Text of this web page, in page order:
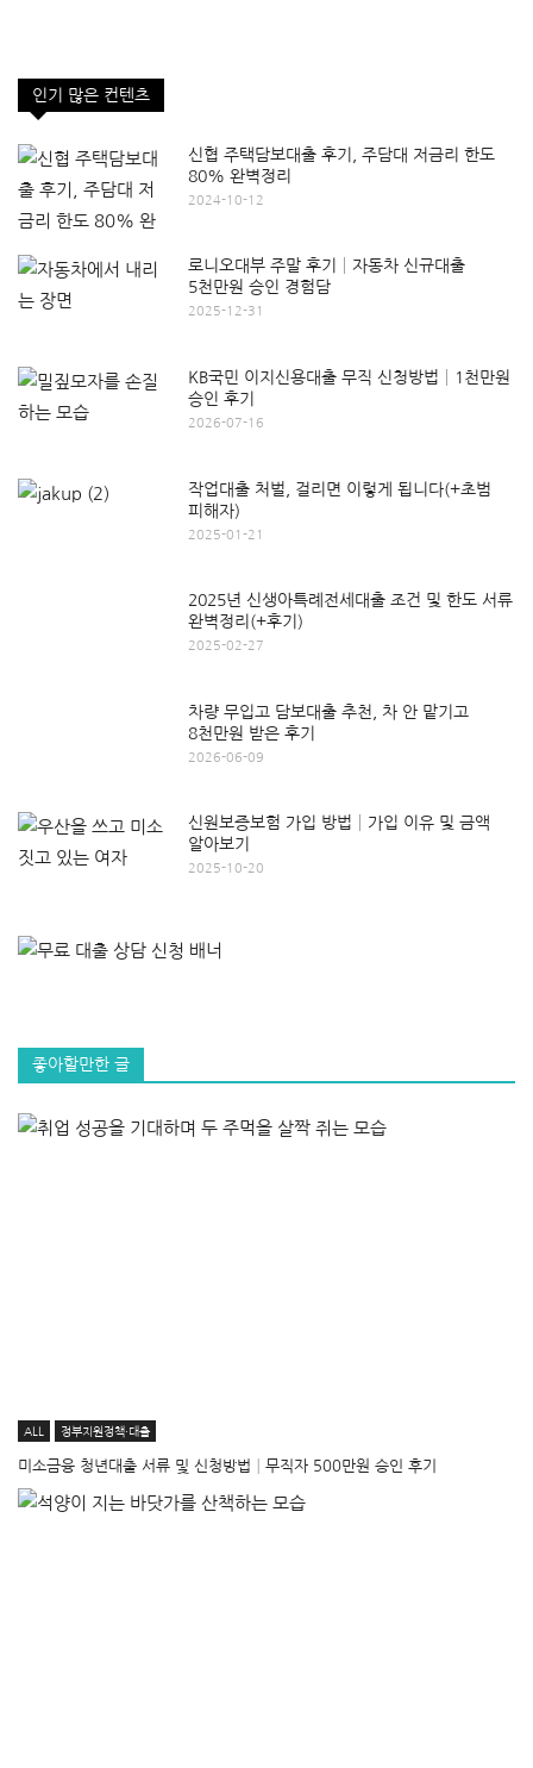
인기 많은 컨텐츠
신협 주택담보대출 후기, 주담대 저금리 한도
80% 완벽정리
2024-10-12
로니오대부 주말 후기│자동차 신규대출
5천만원 승인 경험담
2025-12-31
KB국민 이지신용대출 무직 신청방법│1천만원
승인 후기
2026-07-16
작업대출 처벌, 걸리면 이렇게 됩니다(+초범
피해자)
2025-01-21
2025년 신생아특례전세대출 조건 및 한도 서류
완벽정리(+후기)
2025-02-27
차량 무입고 담보대출 추천, 차 안 맡기고
8천만원 받은 후기
2026-06-09
신원보증보험 가입 방법│가입 이유 및 금액
알아보기
2025-10-20
좋아할만한 글
ALL 정부지원정책·대출
미소금융 청년대출 서류 및 신청방법│무직자 500만원 승인 후기